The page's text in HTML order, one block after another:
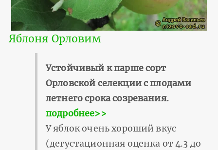
Яблоня Орловим
Устойчивый к парше сорт
Орловской селекции с плодами
летнего срока созревания.
подробнее>>
У яблок очень хороший вкус
(дегустационная оценка от 4.3 до